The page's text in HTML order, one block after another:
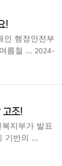
!
인 행정안전부
름철 … 2024-
고조!
지부가 발표
기반의 …